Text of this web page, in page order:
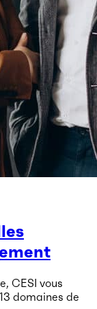
CESI vous
domaines de